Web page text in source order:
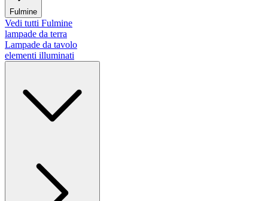
Fulmine
Vedi tutti Fulmine
lampade da terra
Lampade da tavolo
elementi illuminati